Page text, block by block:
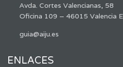
Avda. Cortes Valencianas, 58
Oficina 109 – 46015 Valencia
guia@aiju.es
ENLACES